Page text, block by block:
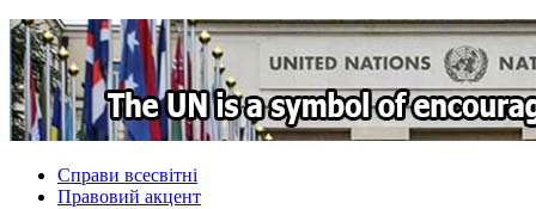
Справи всесвітні
Правовий акцент